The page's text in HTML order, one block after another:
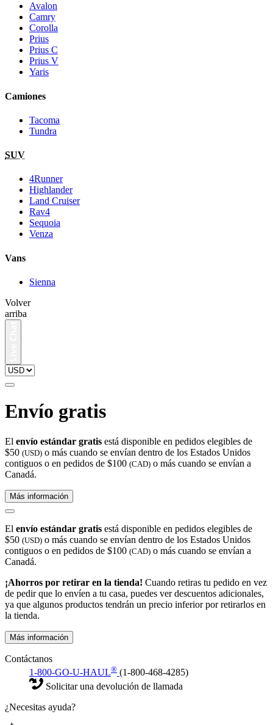
Avalon
Camry
Corolla
Prius
Prius C
Prius V
Yaris
Camiones
Tacoma
Tundra
SUV
4Runner
Highlander
Land Cruiser
Rav4
Sequoia
Venza
Vans
Sienna
Volver
arriba
Envío gratis
El envío estándar gratis está disponible en pedidos elegibles de
$50 (USD) o más cuando se envían dentro de los Estados Unidos
contiguos o en pedidos de $100 (CAD) o más cuando se envían a
Canadá.
Más información
El envío estándar gratis está disponible en pedidos elegibles de
$50 (USD) o más cuando se envían dentro de los Estados Unidos
contiguos o en pedidos de $100 (CAD) o más cuando se envían a
Canadá.
¡Ahorros por retirar en la tienda! Cuando retiras tu pedido en vez
de pedir que lo envíen a tu casa, puedes ver descuentos adicionales,
ya que algunos productos tendrán un precio inferior por retirarlos en
la tienda.
Más información
Contáctanos
1-800-GO-U-HAUL® (1-800-468-4285)
Solicitar una devolución de llamada
¿Necesitas ayuda?